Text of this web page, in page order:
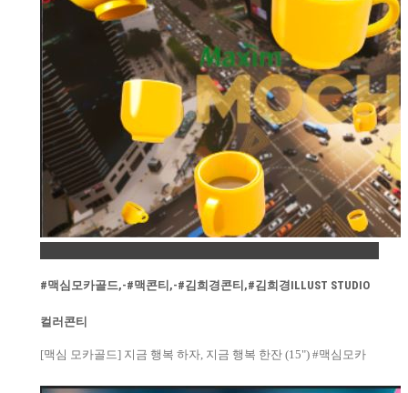
#맥심모카골드,-#맥콘티,-#김희경콘티,#김희경ILLUST STUDIO
컬러콘티
[맥심 모카골드] 지금 행복 하자, 지금 행복 한잔 (15") #맥심모카